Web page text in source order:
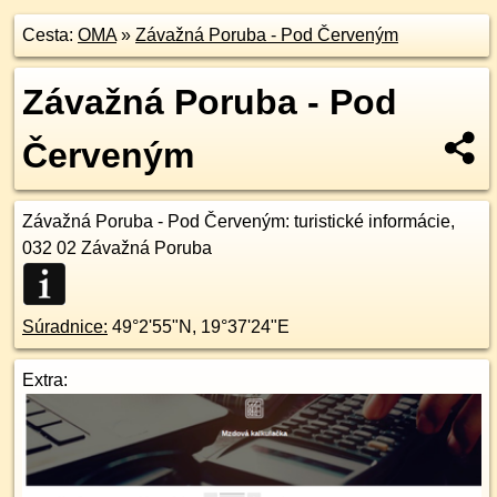
Cesta: OMA» Závažná Poruba - Pod Červeným
Závažná Poruba - Pod
Červeným
Závažná Poruba - Pod Červeným: turistické informácie,
032 02 Závažná Poruba
Súradnice: 49°2'55"N , 19°37'24"E
Extra: